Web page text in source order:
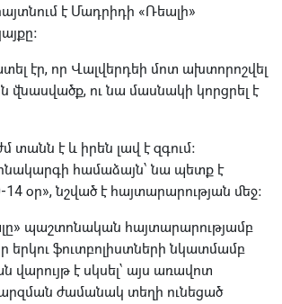
է Մադրիդի «Ռեալի»
էր, որ Վալվերդեի մոտ ախտորոշվել
վնասվածք, ու նա մասնակի կորցրել է
տանն է և իրեն լավ է զգում։
համաձայն՝ նա պետք է
օր», նշված է հայտարարության մեջ։
պաշտոնական հայտարարությամբ
երկու ֆուտբոլիստների նկատմամբ
է սկսել՝ այս առավոտ
ժամանակ տեղի ունեցած